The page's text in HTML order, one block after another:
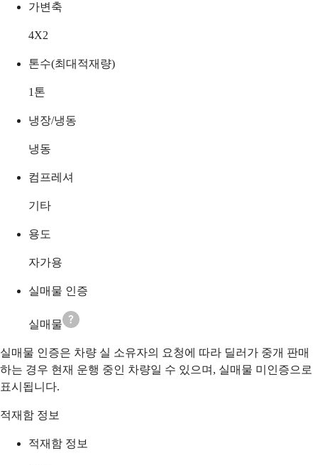
가변축
4X2
톤수(최대적재량)
1 톤
냉장/냉동
냉동
컴프레셔
기타
용도
자가용
실매물 인증
실매물
실매물 인증은 차량 실 소유자의 요청에 따라 딜러가 중개 판매
하는 경우 현재 운행 중인 차량일 수 있으며, 실매물 미인증으로
표시됩니다.
적재함 정보
적재함 정보